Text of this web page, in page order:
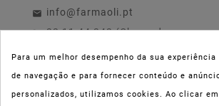
info@farmaoli.pt
22 11 44 343 (Chamada para a
Para um melhor desempenho da sua experiência
de navegação e para fornecer conteúdo e
personalizados, utilizamos cookies. Ao clicar em